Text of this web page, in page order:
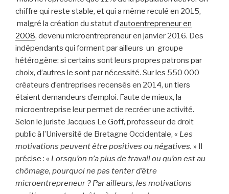
chiffre qui reste stable, et qui a même reculé en 2015,
malgré la création du statut d’autoentrepreneur en
2008, devenu microentrepreneur en janvier 2016. Des
indépendants qui forment par ailleurs un groupe
hétérogène: si certains sont leurs propres patrons par
choix, d’autres le sont par nécessité. Sur les 550 000
créateurs d’entreprises recensés en 2014, un tiers
étaient demandeurs d’emploi. Faute de mieux, la
microentreprise leur permet de recréer une activité.
Selon le juriste Jacques Le Goff, professeur de droit
public à l’Université de Bretagne Occidentale, « Les
motivations peuvent être positives ou négatives. » Il
précise : « Lorsqu’on n’a plus de travail ou qu’on est au
chômage, pourquoi ne pas tenter d’être
microentrepreneur ? Par ailleurs, les motivations